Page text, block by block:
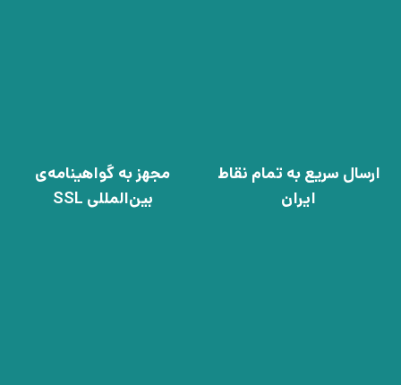
ارسال سریع به تمام نقاط
ایران
مجهز به گواهینامه‌ی
بین‌المللی SSL